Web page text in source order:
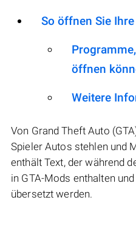
So öffnen Sie
öffnen
Weitere
Von Grand Theft Auto
Spieler Autos stehlen und
enthält Text, der während
in GTA-Mods enthalten
übersetzt werden.